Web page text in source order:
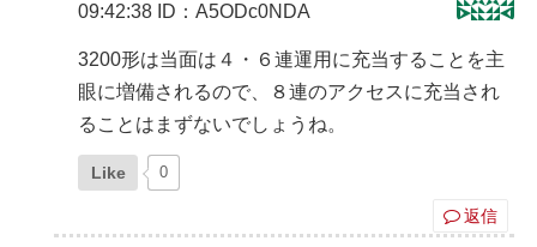
09:42:38 ID：A5ODc0NDA
3200形は当面は４・６連運用に充当することを主
眼に増備されるので、８連のアクセスに充当され
ることはまずないでしょうね。
Like 0
返信